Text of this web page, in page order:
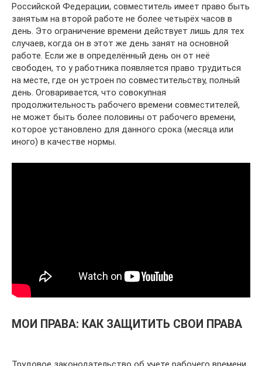
Российской Федерации, совместитель имеет право быть
занятым на второй работе не более четырёх часов в
день. Это ограничение времени действует лишь для тех
случаев, когда он в этот же день занят на основной
работе. Если же в определённый день он от неё
свободен, то у работника появляется право трудиться
на месте, где он устроен по совместительству, полный
день. Оговаривается, что совокупная
продолжительность рабочего времени совместителей,
не может быть более половины от рабочего времени,
которое установлено для данного срока (месяца или
иного) в качестве нормы.
МОИ ПРАВА: КАК ЗАЩИТИТЬ СВОИ ПРАВА